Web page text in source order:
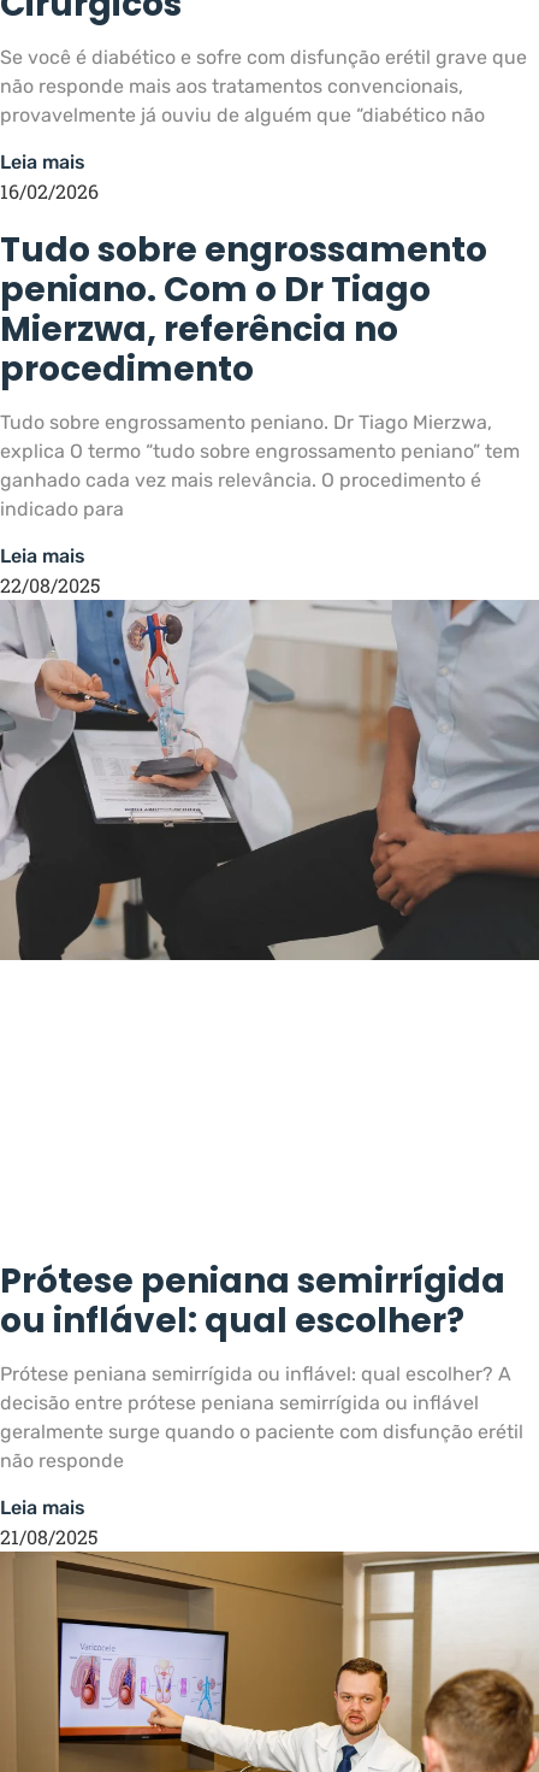
Se você é diabético e sofre com disfunção erétil grave que
não responde mais aos tratamentos convencionais,
provavelmente já ouviu de alguém que “diabético não
Leia mais
16/02/2026
Tudo sobre engrossamento
peniano. Com o Dr Tiago
Mierzwa, referência no
procedimento
Tudo sobre engrossamento peniano. Dr Tiago Mierzwa,
explica O termo “tudo sobre engrossamento peniano” tem
ganhado cada vez mais relevância. O procedimento é
indicado para
Leia mais
22/08/2025
Prótese peniana semirrígida
ou inflável: qual escolher?
Prótese peniana semirrígida ou inflável: qual escolher? A
decisão entre prótese peniana semirrígida ou inflável
geralmente surge quando o paciente com disfunção erétil
não responde
Leia mais
21/08/2025